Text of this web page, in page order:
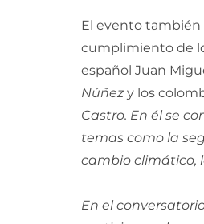
El evento también
cumplimiento de
español Juan
Núñez y los
Castro. En él se
temas como la
cambio climático,
En el